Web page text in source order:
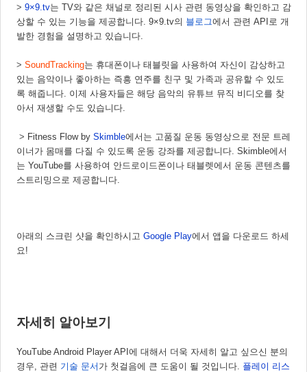
> 9×9.tv는 TV와 같은 채널로 정리된 시사 관련 동영상을 확인하고 감
상할 수 있는 기능을 제공합니다. 9×9.tv의 블로그에서 관련 API로 개
발한 경험을 설명하고 있습니다.
> SoundTracking는 휴대폰이나 태블릿을 사용하여 자신이 감상하고
있는 음악이나 좋아하는 즉흥 연주를 친구 및 가족과 공유할 수 있도
록 해줍니다. 이제 사용자들은 해당 음악의 유튜브 뮤직 비디오를 찾
아서 재생할 수도 있습니다.
> Fitness Flow by Skimble에서는 고품질 운동 동영상으로 전문 트레
이너가 몸매를 다질 수 있도록 운동 강좌를 제공합니다. Skimble에서
는 YouTube를 사용하여 안드로이드폰이나 태블렛에서 운동 콘텐츠를
스트리밍으로 제공합니다.
아래의 스크린 샷을 확인하시고 Google Play에서 앱을 다운로드 하세
요!
자세히 알아보기
YouTube Android Player API에 대해서 더욱 자세히 알고 싶으신 분의
경우, 관련 기술 문서 가 첫걸음에 큰 도움이 될 것입니다. 플레이 리스